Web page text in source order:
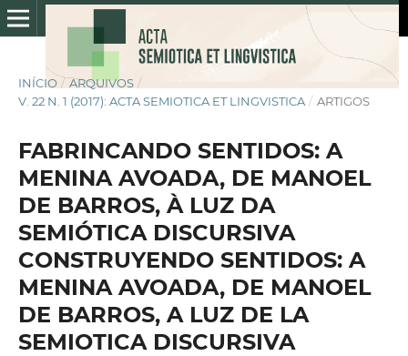
INÍCIO / ARQUIVOS /
V. 22 N. 1 (2017): ACTA SEMIOTICA ET LINGVISTICA / ARTIGOS
FABRINCANDO SENTIDOS: A
MENINA AVOADA, DE MANOEL
DE BARROS, À LUZ DA
SEMIÓTICA DISCURSIVA
CONSTRUYENDO SENTIDOS: A
MENINA AVOADA, DE MANOEL
DE BARROS, A LUZ DE LA
SEMIOTICA DISCURSIVA